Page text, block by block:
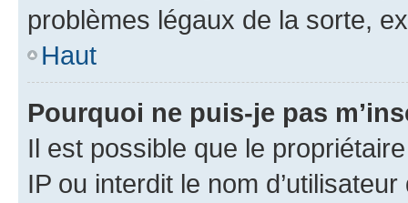
problèmes légaux de la sorte,
Haut
Pourquoi ne puis-je pas
Il est possible que le
IP ou interdit le nom